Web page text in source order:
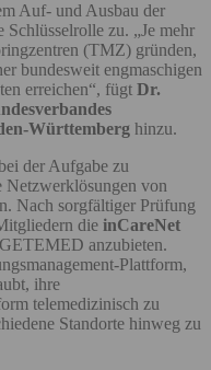
Auf- und Ausbau der
zu. „Je mehr
(TMZ) gründen,
bundesweit engmaschigen
erreichen“, fügt Dr.
Württemberg hinzu.
der Aufgabe zu
Netzwerklösungen von
Nach sorgfältiger Prüfung
die inCareNet
anzubieten.
Plattform,
ihre
telemedizinisch zu
Standorte hinweg zu